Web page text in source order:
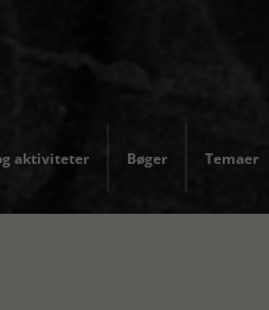
aktiviteter Bøger Temaer